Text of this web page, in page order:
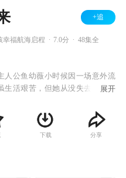
+追
幸福航海启程 7.0分 48集全
人公鱼幼薇小时候因一场意外流
生活艰苦，但她从没失去对生活
撑起一片天。幼薇热爱帆船和大
为帆船手，她与韩氏帆船队的负
相识，在韩铭的帮助下，幼薇离
展开
下载 分享